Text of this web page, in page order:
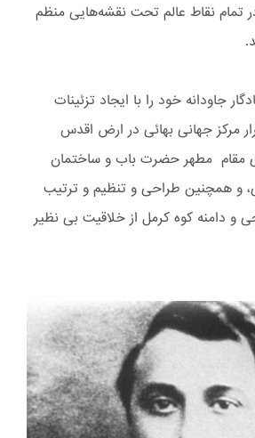
در تمام نقاط عالم تحت نقشه‌هایی منظم
جاودانه خود را با ایجاد تزئینات
مرکز جهانی بهائی در ارض اقدس
مقام مطهر حضرت باب و ساختمان
و همچنین طراحی و تنظیم و ترتیب
و دامنه کوه کرمل از خلاقیت بی نظیر